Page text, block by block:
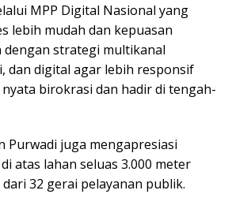
MPP Digital Nasional yang
lebih mudah dan kepuasan
dengan strategi multikanal
dan digital agar lebih responsif
birokrasi dan hadir di tengah-
Purwadi juga mengapresiasi
atas lahan seluas 3.000 meter
32 gerai pelayanan publik.